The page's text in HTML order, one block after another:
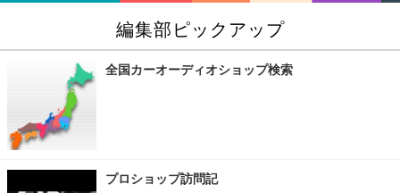
編集部ピックアップ
全国カーオーディオショップ検索
プロショップ訪問記